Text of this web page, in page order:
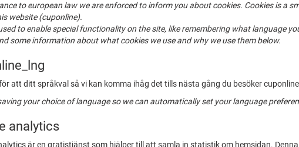
to european law we are enforced to inform you about cookies. Cookies is a
website (cuponline).
to enable special functionality on the site, like remembering what language
some information about what cookies we use and why we use them below.
att ditt språkval så vi kan komma ihåg det tills nästa gång du besöker
your choice of language so we can automatically set your language
analytics
är en gratistjänst som hjälper till att samla in statistik om hemsidan.